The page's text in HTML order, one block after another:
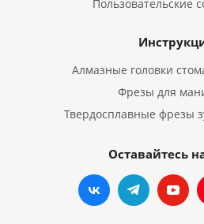
Пользовательские
Алмазные головки
Фрезы для
Твердосплавные фрезы
Оставайтесь